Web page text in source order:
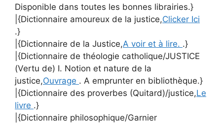
Disponible dans toutes les bonnes librairies.}
|{Dictionnaire amoureux de la justice,Clicker Ici
.}
|{Dictionnaire de la Justice,A voir et à lire. .}
|{Dictionnaire de théologie catholique/JUSTICE
(Vertu de) I. Notion et nature de la
justice,Ouvrage . A emprunter en bibliothèque.}
|{Dictionnaire des proverbes (Quitard)/justice,Le
livre .}
|{Dictionnaire philosophique/Garnier